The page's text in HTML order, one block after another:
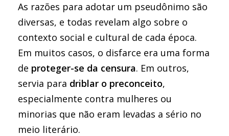
As razões para adotar um pseudônimo são
diversas, e todas revelam algo sobre o
contexto social e cultural de cada época.
Em muitos casos, o disfarce era uma forma
de proteger-se da censura. Em outros,
servia para driblar o preconceito,
especialmente contra mulheres ou
minorias que não eram levadas a sério no
meio literário.